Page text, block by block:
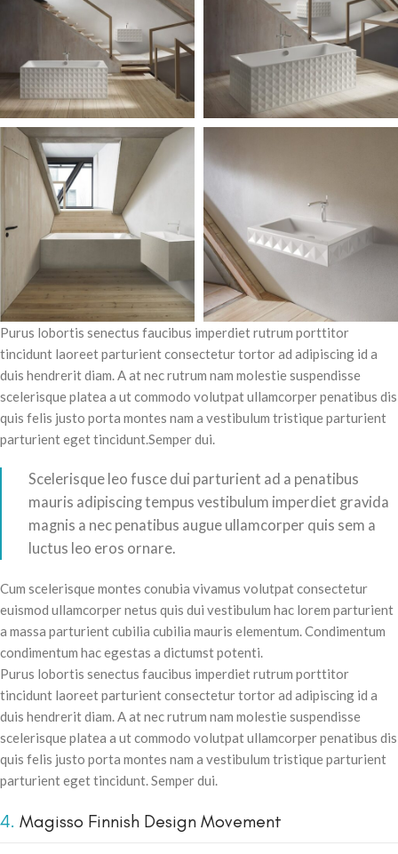
Purus lobortis senectus faucibus imperdiet rutrum porttitor
tincidunt laoreet parturient consectetur tortor ad adipiscing id a
duis hendrerit diam. A at nec rutrum nam molestie suspendisse
scelerisque platea a ut commodo volutpat ullamcorper penatibus dis
quis felis justo porta montes nam a vestibulum tristique parturient
parturient eget tincidunt.Semper dui.
Scelerisque leo fusce dui parturient ad a penatibus
mauris adipiscing tempus vestibulum imperdiet gravida
magnis a nec penatibus augue ullamcorper quis sem a
luctus leo eros ornare.
Cum scelerisque montes conubia vivamus volutpat consectetur
euismod ullamcorper netus quis dui vestibulum hac lorem parturient
a massa parturient cubilia cubilia mauris elementum. Condimentum
condimentum hac egestas a dictumst potenti.
Purus lobortis senectus faucibus imperdiet rutrum porttitor
tincidunt laoreet parturient consectetur tortor ad adipiscing id a
duis hendrerit diam. A at nec rutrum nam molestie suspendisse
scelerisque platea a ut commodo volutpat ullamcorper penatibus dis
quis felis justo porta montes nam a vestibulum tristique parturient
parturient eget tincidunt. Semper dui.
4. Magisso Finnish Design Movement